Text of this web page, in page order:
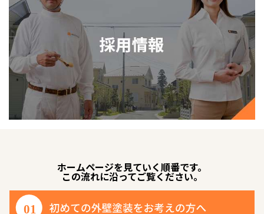
ホームページを見ていく順番です。
この流れに沿ってご覧ください。